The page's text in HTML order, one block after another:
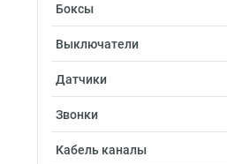
Боксы
Выключатели
Датчики
Звонки
Кабель каналы